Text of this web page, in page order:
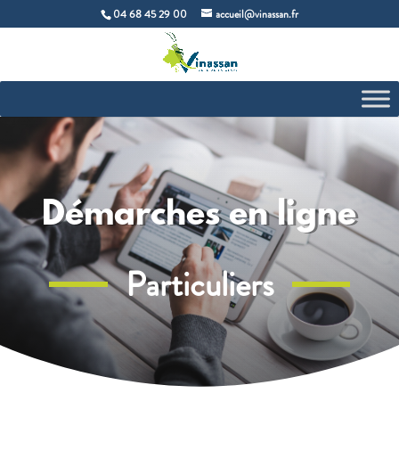
04 68 45 29 00 accueil@vinassan.fr
Démarches en ligne
Particuliers